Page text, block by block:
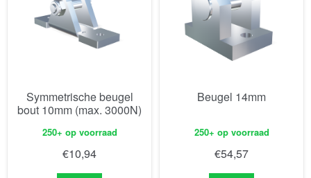
Symmetrische beugel
bout 10mm (max. 3000N)
250+ op voorraad
€10,94
Beugel 14mm
250+ op voorraad
€54,57